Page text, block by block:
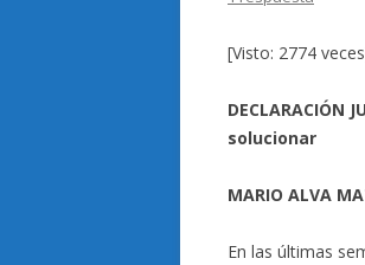
[Visto: 2774
DECLARACIÓN
solucionar
MARIO ALVA
En las últimas